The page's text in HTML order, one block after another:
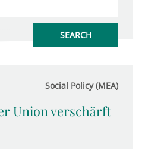
Social Policy (MEA)
Union verschärft